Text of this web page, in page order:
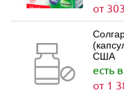
от
США
есть
от 1